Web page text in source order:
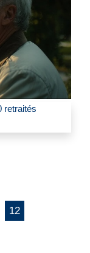
retraités
12